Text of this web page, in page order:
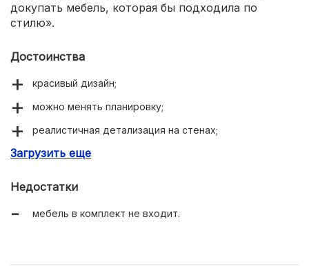
докупать мебель, которая бы подходила по
стилю».
Достоинства
красивый дизайн;
можно менять планировку;
реалистичная детализация на стенах;
подходит для Барби;
Загрузить еще
Недостатки
мебель в комплект не входит.